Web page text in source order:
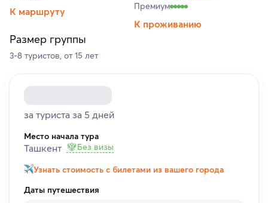
К маршруту
Премиум
К проживанию
Размер группы
3-8 туристов, от 15 лет
за туриста за 5 дней
Место начала тура
Ташкент Без визы
Узнать стоимость с билетами из вашего города
Даты путешествия